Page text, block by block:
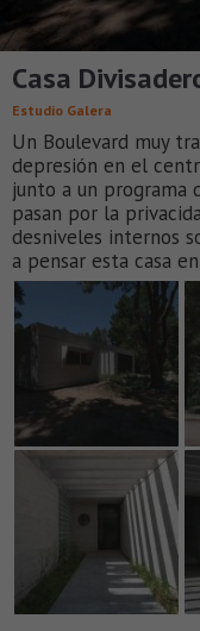
Casa
Estudio Galera
Un Boulevard muy
depresión en el
junto a un programa
pasan por la
desniveles internos
a pensar esta casa